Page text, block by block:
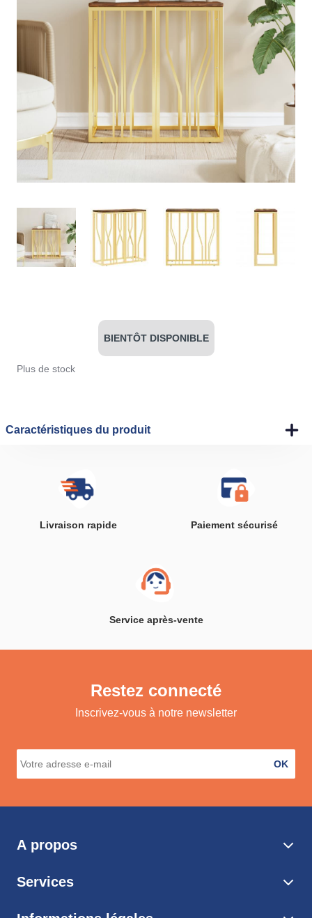
BIENTÔT DISPONIBLE
Plus de stock
Caractéristiques du produit
Livraison rapide Paiement sécurisé
Service après-vente
Restez connecté
Inscrivez-vous à notre newsletter
OK
A propos
Services